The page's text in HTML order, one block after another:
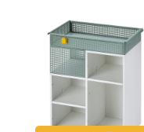
МЕБЛІ
ТЕКСТИЛЬ
ГОРЩИКИ І РОСЛИНИ